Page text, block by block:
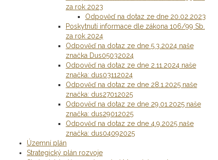
za rok 2023
Odpověď na dotaz ze dne 20.02.2023
Poskytnutí informace dle zákona 106/99 Sb.
za rok 2024
Odpověď na dotaz ze dne 5.3.2024 naše
značka Dus05032024
Odpověď na dotaz ze dne 2.11.2024 naše
značka: dus03112024
Odpověď na dotaz ze dne 28.1.2025 naše
značka: dus27012025
Odpověď na dotaz ze dne 29.01.2025 naše
značka: dus29012025
Odpověď na dotaz ze dne 4.9.2025 naše
značka: dus04092025
Územní plán
Strategický plán rozvoje